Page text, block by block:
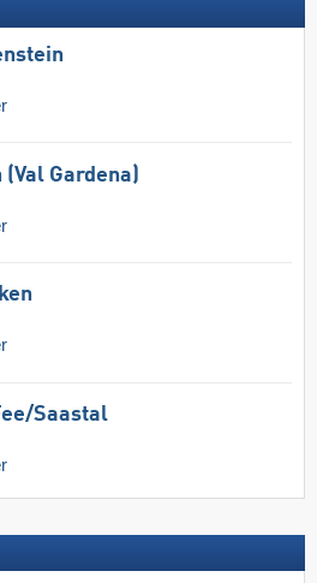
(Val Gardena)
​Saastal